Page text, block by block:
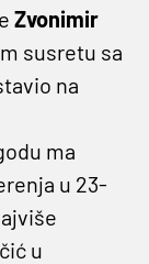
Zvonimir
susretu sa
na
ma
u 23-
u